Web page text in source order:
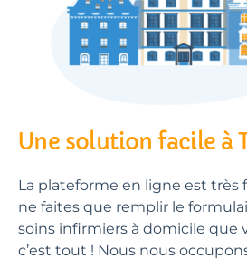
Une solution facile à
La plateforme en ligne est très
ne faites que remplir le
soins infirmiers à domicile que
c’est tout ! Nous nous